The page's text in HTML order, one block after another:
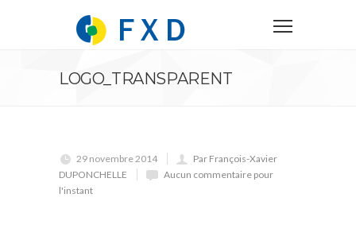
LOGO_TRANSPARENT
29 novembre 2014
Par François-Xavier
DUPONCHELLE
Aucun commentaire pour
l'instant